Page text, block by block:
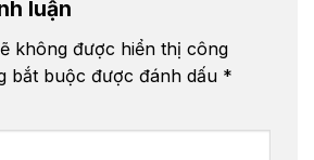
luận
không được hiển thị công
bắt buộc được đánh dấu *